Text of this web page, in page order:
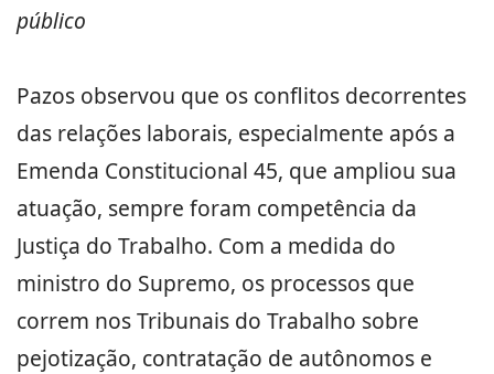
público
Pazos observou que os conflitos decorrentes
das relações laborais, especialmente após a
Emenda Constitucional 45, que ampliou sua
atuação, sempre foram competência da
Justiça do Trabalho. Com a medida do
ministro do Supremo, os processos que
correm nos Tribunais do Trabalho sobre
pejotização, contratação de autônomos e